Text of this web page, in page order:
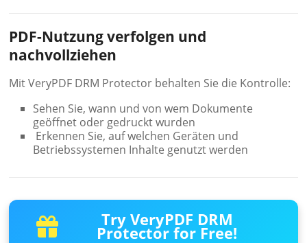
PDF-Nutzung verfolgen und
nachvollziehen
Mit VeryPDF DRM Protector behalten Sie die Kontrolle:
Sehen Sie, wann und von wem Dokumente
geöffnet oder gedruckt wurden
️ Erkennen Sie, auf welchen Geräten und
Betriebssystemen Inhalte genutzt werden
Try VeryPDF DRM
Protector for Free!